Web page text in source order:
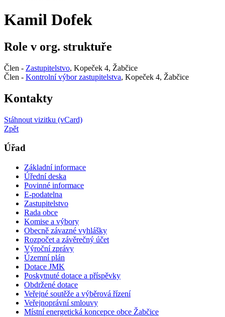
Kamil Dofek
Role v org. struktuře
Člen - Zastupitelstvo, Kopeček 4, Žabčice
Člen - Kontrolní výbor zastupitelstva, Kopeček 4, Žabčice
Kontakty
Stáhnout vizitku (vCard)
Zpět
Úřad
Základní informace
Úřední deska
Povinné informace
E-podatelna
Zastupitelstvo
Rada obce
Komise a výbory
Obecně závazné vyhlášky
Rozpočet a závěrečný účet
Výroční zprávy
Územní plán
Dotace JMK
Poskytnuté dotace a příspěvky
Obdržené dotace
Veřejné soutěže a výběrová řízení
Veřejnoprávní smlouvy
Místní energetická koncepce obce Žabčice